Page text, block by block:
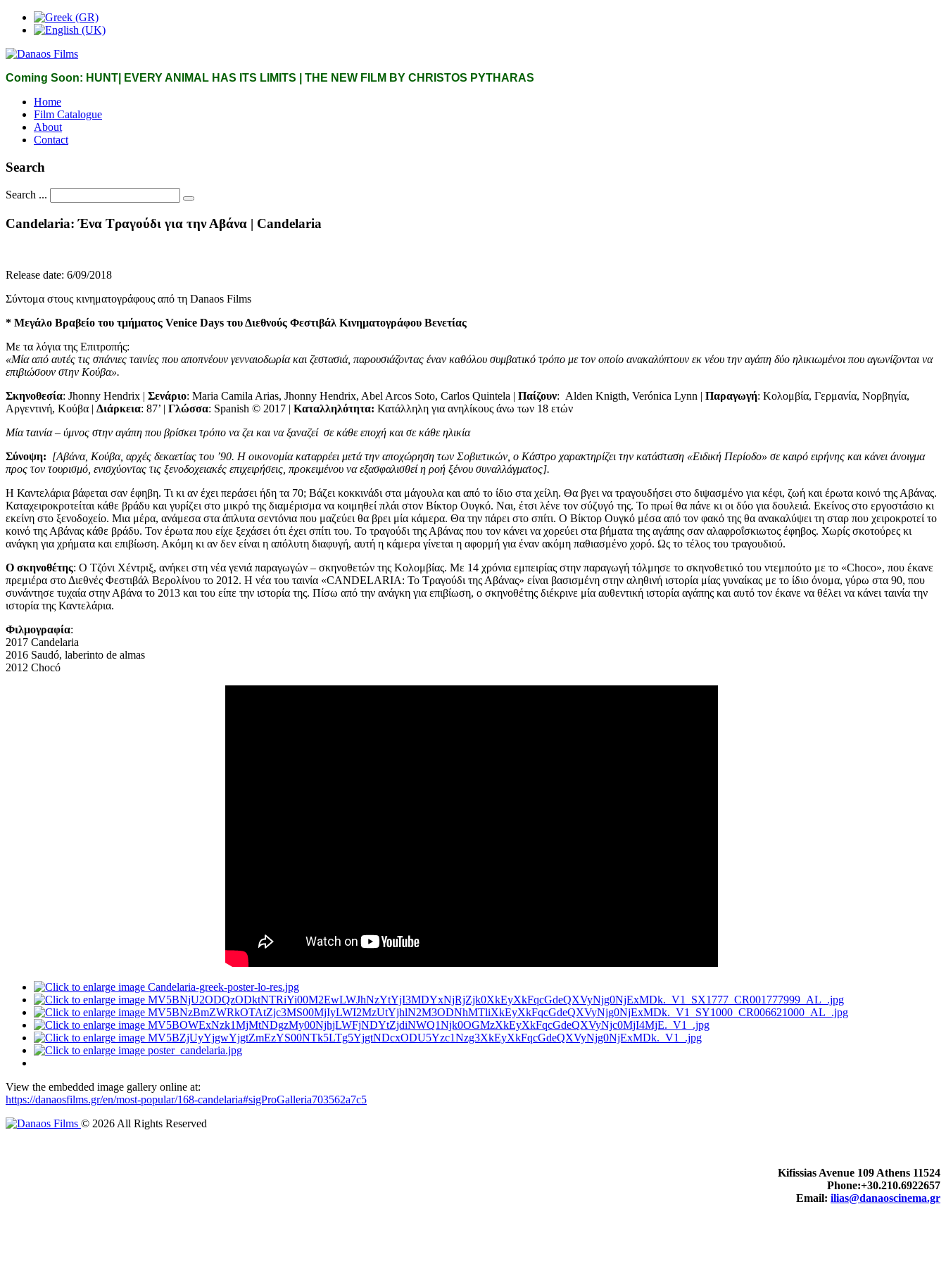
Coming Soon: HUNT| EVERY ANIMAL HAS ITS LIMITS | THE NEW FILM BY CHRISTOS PYTHARAS
Home
Film Catalogue
About
Contact
Search
Search ...
Candelaria: Ένα Τραγούδι για την Αβάνα | Candelaria
Release date: 6/09/2018
Σύντομα στους κινηματογράφους από τη Danaos Films
* Μεγάλο Βραβείο του τμήματος Venice Days του Διεθνούς Φεστιβάλ Κινηματογράφου Βενετίας
Με τα λόγια της Επιτροπής:
«Μία από αυτές τις σπάνιες ταινίες που αποπνέουν γενναιοδωρία και ζεστασιά, παρουσιάζοντας έναν καθόλου συμβατικό τρόπο με τον οποίο ανακαλύπτουν εκ νέου την αγάπη δύο ηλικιωμένοι που αγωνίζονται να
επιβιώσουν στην Κούβα».
Σκηνοθεσία: Jhonny Hendrix | Σενάριο: Maria Camila Arias, Jhonny Hendrix, Abel Arcos Soto, Carlos Quintela | Παίζουν: Alden Knigth, Verónica Lynn | Παραγωγή: Κολομβία, Γερμανία, Νορβηγία,
Αργεντινή, Κούβα | Διάρκεια: 87’ | Γλώσσα: Spanish © 2017 | Καταλληλότητα: Κατάλληλη για ανηλίκους άνω των 18 ετών
Μία ταινία – ύμνος στην αγάπη που βρίσκει τρόπο να ζει και να ξαναζεί σε κάθε εποχή και σε κάθε ηλικία
Σύνοψη: [Αβάνα, Κούβα, αρχές δεκαετίας του ’90. Η οικονομία καταρρέει μετά την αποχώρηση των Σοβιετικών, ο Κάστρο χαρακτηρίζει την κατάσταση «Ειδική Περίοδο» σε καιρό ειρήνης και κάνει άνοιγμα
προς τον τουρισμό, ενισχύοντας τις ξενοδοχειακές επιχειρήσεις, προκειμένου να εξασφαλισθεί η ροή ξένου συναλλάγματος].
Η Καντελάρια βάφεται σαν έφηβη. Τι κι αν έχει περάσει ήδη τα 70; Βάζει κοκκινάδι στα μάγουλα και από το ίδιο στα χείλη. Θα βγει να τραγουδήσει στο διψασμένο για κέφι, ζωή και έρωτα κοινό της Αβάνας.
Καταχειροκροτείται κάθε βράδυ και γυρίζει στο μικρό της διαμέρισμα να κοιμηθεί πλάι στον Βίκτορ Ουγκό. Ναι, έτσι λένε τον σύζυγό της. Το πρωί θα πάνε κι οι δύο για δουλειά. Εκείνος στο εργοστάσιο κι
εκείνη στο ξενοδοχείο. Μια μέρα, ανάμεσα στα άπλυτα σεντόνια που μαζεύει θα βρει μία κάμερα. Θα την πάρει στο σπίτι. Ο Βίκτορ Ουγκό μέσα από τον φακό της θα ανακαλύψει τη σταρ που χειροκροτεί το
κοινό της Αβάνας κάθε βράδυ. Τον έρωτα που είχε ξεχάσει ότι έχει σπίτι του. Το τραγούδι της Αβάνας που τον κάνει να χορεύει στα βήματα της αγάπης σαν αλαφροΐσκιωτος έφηβος. Χωρίς σκοτούρες κι
ανάγκη για χρήματα και επιβίωση. Ακόμη κι αν δεν είναι η απόλυτη διαφυγή, αυτή η κάμερα γίνεται η αφορμή για έναν ακόμη παθιασμένο χορό. Ως το τέλος του τραγουδιού.
Ο σκηνοθέτης: Ο Τζόνι Χέντριξ, ανήκει στη νέα γενιά παραγωγών – σκηνοθετών της Κολομβίας. Με 14 χρόνια εμπειρίας στην παραγωγή τόλμησε το σκηνοθετικό του ντεμπούτο με το «Choco», που έκανε
πρεμιέρα στο Διεθνές Φεστιβάλ Βερολίνου το 2012. Η νέα του ταινία «CANDELARIA: Το Τραγούδι της Αβάνας» είναι βασισμένη στην αληθινή ιστορία μίας γυναίκας με το ίδιο όνομα, γύρω στα 90, που
συνάντησε τυχαία στην Αβάνα το 2013 και του είπε την ιστορία της. Πίσω από την ανάγκη για επιβίωση, ο σκηνοθέτης διέκρινε μία αυθεντική ιστορία αγάπης και αυτό τον έκανε να θέλει να κάνει ταινία την
ιστορία της Καντελάρια.
Φιλμογραφία:
2017 Candelaria
2016 Saudó, laberinto de almas
2012 Chocó
View the embedded image gallery online at:
https://danaosfilms.gr/en/most-popular/168-candelaria#sigProGalleria703562a7c5
© 2026 All Rights Reserved
Kifissias Avenue 109 Athens 11524
Phone:+30.210.6922657
Email: ilias@danaoscinema.gr